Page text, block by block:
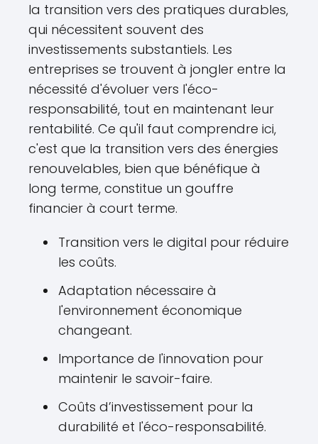
la transition vers des pratiques durables,
qui nécessitent souvent des
investissements substantiels. Les
entreprises se trouvent à jongler entre la
nécessité d'évoluer vers l'éco-
responsabilité, tout en maintenant leur
rentabilité. Ce qu'il faut comprendre ici,
c'est que la transition vers des énergies
renouvelables, bien que bénéfique à
long terme, constitue un gouffre
financier à court terme.
Transition vers le digital pour réduire
les coûts.
Adaptation nécessaire à
l'environnement économique
changeant.
Importance de l'innovation pour
maintenir le savoir-faire.
Coûts d’investissement pour la
durabilité et l'éco-responsabilité.